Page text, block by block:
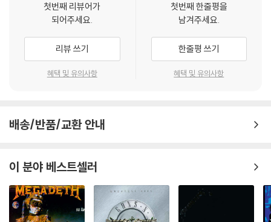
첫번째 리뷰어가
되어주세요.
리뷰 쓰기
혜택 및 유의사항
첫번째 한줄평을
남겨주세요.
한줄평 쓰기
혜택 및 유의사항
배송/반품/교환 안내
이 분야 베스트셀러